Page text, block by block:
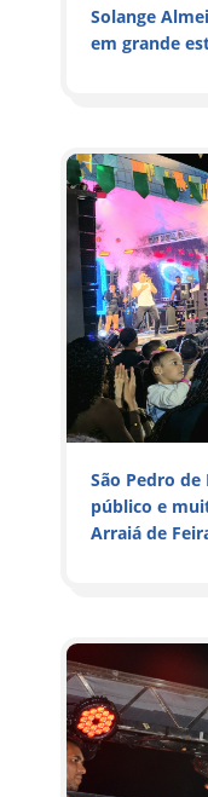
Solange
em grande
São Pedro
público e
Arraiá de